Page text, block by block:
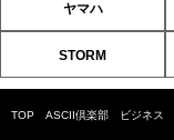
ヤマハ
STORM
TOP ASCII倶楽部 ビジネス